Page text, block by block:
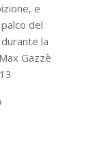
e
del
la
Gazzè